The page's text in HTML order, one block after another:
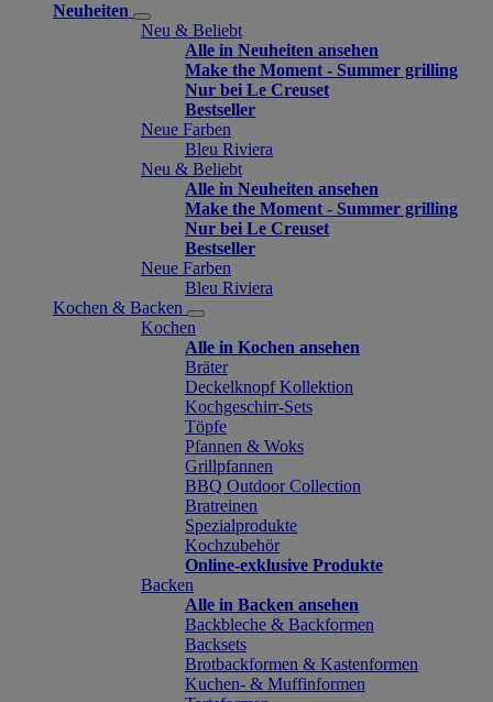
Neuheiten
Neu & Beliebt
Alle in Neuheiten ansehen
Make the Moment - Summer grilling
Nur bei Le Creuset
Bestseller
Neue Farben
Bleu Riviera
Neu & Beliebt
Alle in Neuheiten ansehen
Make the Moment - Summer grilling
Nur bei Le Creuset
Bestseller
Neue Farben
Bleu Riviera
Kochen & Backen
Kochen
Alle in Kochen ansehen
Bräter
Deckelknopf Kollektion
Kochgeschirr-Sets
Töpfe
Pfannen & Woks
Grillpfannen
BBQ Outdoor Collection
Bratreinen
Spezialprodukte
Kochzubehör
Online-exklusive Produkte
Backen
Alle in Backen ansehen
Backbleche & Backformen
Backsets
Brotbackformen & Kastenformen
Kuchen- & Muffinformen